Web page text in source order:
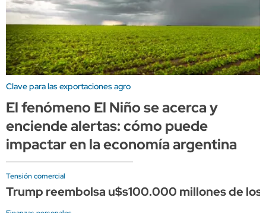
Clave para las exportaciones agro
El fenómeno El Niño se acerca y
enciende alertas: cómo puede
impactar en la economía argentina
Tensión comercial
Trump reembolsa u$s100.000 millones de los